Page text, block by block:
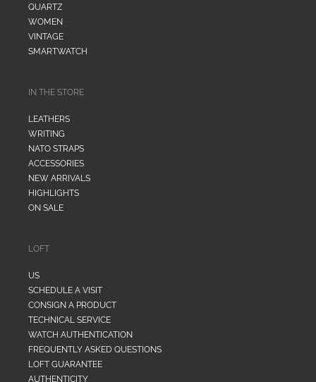
QUARTZ
WOMEN
VINTAGE
SMARTWATCH
IN THE STORE
LEATHERS
WRITING
NATO STRAPS
ACCESSORIES
NEW ARRIVALS
HIGHLIGHTS
ON SALE
LOFT
US
SCHEDULE A VISIT
CONSIGN A PRODUCT
TECHNICAL SERVICE
WATCH AUTHENTICATION
FREQUENTLY ASKED QUESTIONS
LOFT GUARANTEE
AUTHENTICITY